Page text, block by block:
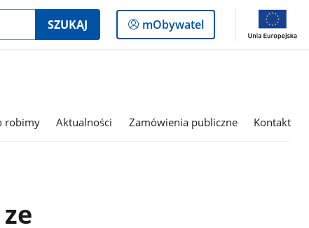
SZUKAJ
Logowanie
do
mObywatel
robimy Aktualności Zamówienia publiczne Kontakt